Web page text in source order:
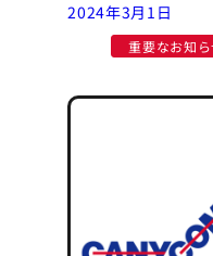
2024年3月1日
重要なお知ら